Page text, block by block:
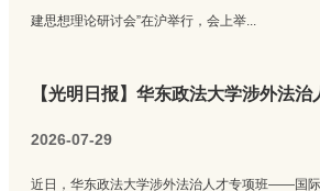
建思想理论研讨会”在沪举行，会上举...
【光明日报】华东政法大学涉外法
2026-07-29
近日，华东政法大学涉外法治人才专项班——国